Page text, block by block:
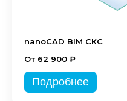
nanoCAD BIM СКС
От 62 900 ₽
Подробнее